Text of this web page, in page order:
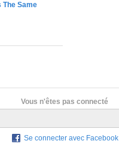
The Same
Vous n'êtes pas connecté
Se connecter avec Facebook